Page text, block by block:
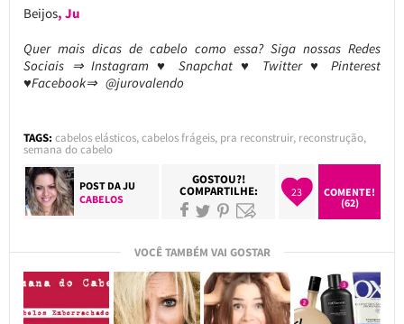
Beijos, Ju
Quer mais dicas de cabelo como essa? Siga nossas Redes
Sociais ⇒ Instagram ♥ Snapchat ♥ Twitter ♥ Pinterest
♥Facebook⇒ @jurovalendo
TAGS: cabelos elásticos,cabelos frágeis, pra reconstruir, reconstrução,
semana do cabelo
POST DAJU
CABELOS
GOSTOU?!
COMPARTILHE: 23
COMENTE!
(62)
VOCÊ TAMBÉM VAI GOSTAR